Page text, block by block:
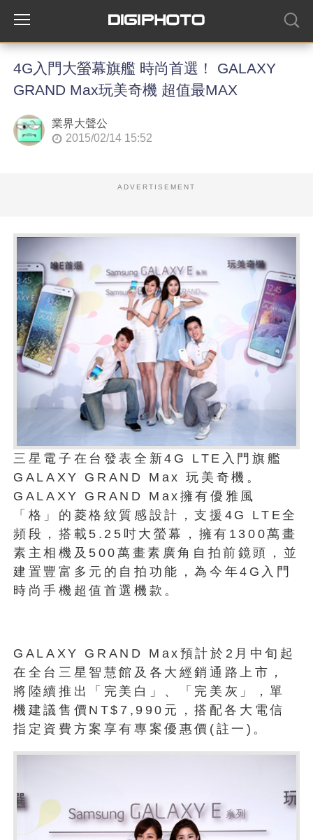
4G入門大螢幕旗艦 時尚首選！ GALAXY
GRAND Max玩美奇機 超值最MAX
業界大聲公
2015/02/14 15:52
ADVERTISEMENT
三星電子在台發表全新4G LTE入門旗艦
GALAXY GRAND Max 玩美奇機。
GALAXY GRAND Max擁有優雅風
「格」的菱格紋質感設計，支援4G LTE全
頻段，搭載5.25吋大螢幕，擁有1300萬畫
素主相機及500萬畫素廣角自拍前鏡頭，並
建置豐富多元的自拍功能，為今年4G入門
時尚手機超值首選機款。
GALAXY GRAND Max預計於2月中旬起
在全台三星智慧館及各大經銷通路上市，
將陸續推出「完美白」、「完美灰」，單
機建議售價NT$7,990元，搭配各大電信
指定資費方案享有專案優惠價(註一)。